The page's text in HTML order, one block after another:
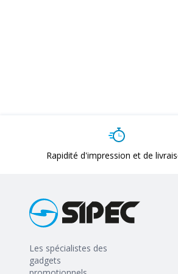
Rapidité d'impression et de
Les spécialistes des
gadgets